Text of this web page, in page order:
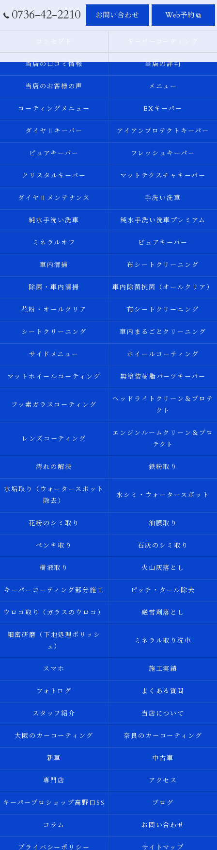
0736-42-2210 お問い合わせ Web予約
コンセプト キーパーコーティング
当店の口コミ情報 当店の評判
当店のお客様の声 メニュー
コーティングメニュー EXキーパー
ダイヤⅡキーパー アイアンプロテクトキーパー
ピュアキーパー フレッシュキーパー
クリスタルキーパー マットテクスチャキーパー
ダイヤⅡメンテナンス 手洗い洗車
純水手洗い洗車 純水手洗い洗車プレミアム
ミネラルオフ ピュアキーパー
車内清掃 布シートクリーニング
除菌・車内清掃 車内除菌抗菌（オールクリア）
花粉・オールクリア 布シートクリーニング
シートクリーニング 車内まるごとクリーニング
サイドメニュー ホイールコーティング
マットホイールコーティング 無塗装樹脂パーツキーパー
フッ素ガラスコーティング
ヘッドライトクリーン＆プロテ
クト
レンズコーティング
エンジンルームクリーン＆プロ
テクト
汚れの解決 鉄粉取り
水垢取り（ウォータースポット
除去）
水シミ・ウォータースポット
花粉のシミ取り 油膜取り
ペンキ取り 石灰のシミ取り
樹液取り 火山灰落とし
キーパーコーティング部分施工 ピッチ・タール除去
ウロコ取り（ガラスのウロコ） 融雪剤落とし
細密研磨（下地処理ポリッシ
ュ）
ミネラル取り洗車
スマホ 施工実績
フォトログ よくある質問
スタッフ紹介 当店について
大阪のカーコーティング 奈良のカーコーティング
新車 中古車
専門店 アクセス
キーパープロショップ高野口SS ブログ
コラム お問い合わせ
プライバシーポリシー サイトマップ